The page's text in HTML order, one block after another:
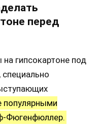
перед
гипсокартоне под
популярными
Фюгенфюллер.